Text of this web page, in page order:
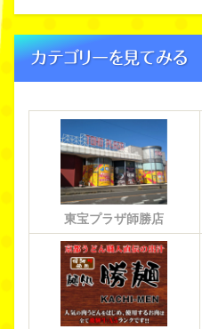
カテゴリーを見てみる
東宝プラザ師勝店